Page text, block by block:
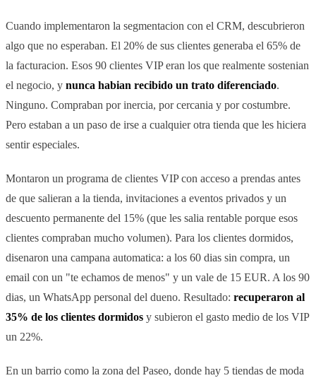
Cuando implementaron la segmentacion con el CRM, descubrieron
algo que no esperaban. El 20% de sus clientes generaba el 65% de
la facturacion. Esos 90 clientes VIP eran los que realmente sostenian
el negocio, y nunca habian recibido un trato diferenciado.
Ninguno. Compraban por inercia, por cercania y por costumbre.
Pero estaban a un paso de irse a cualquier otra tienda que les hiciera
sentir especiales.
Montaron un programa de clientes VIP con acceso a prendas antes
de que salieran a la tienda, invitaciones a eventos privados y un
descuento permanente del 15% (que les salia rentable porque esos
clientes compraban mucho volumen). Para los clientes dormidos,
disenaron una campana automatica: a los 60 dias sin compra, un
email con un "te echamos de menos" y un vale de 15 EUR. A los 90
dias, un WhatsApp personal del dueno. Resultado: recuperaron al
35% de los clientes dormidos y subieron el gasto medio de los VIP
un 22%.
En un barrio como la zona del Paseo, donde hay 5 tiendas de moda